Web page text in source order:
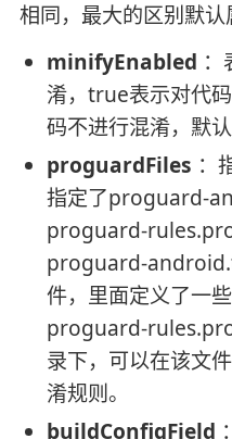
相同，最大的区别默认
minifyEnabled ：
淆，true表示对代
码不进行混淆，默
proguardFiles ：
指定了proguard-
proguard-rules.pro
proguard-
件，里面定义了一
proguard-
录下，可以在该文
淆规则。
buildConfigField